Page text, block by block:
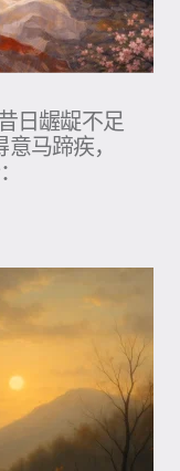
日龌龊不足
马蹄疾，